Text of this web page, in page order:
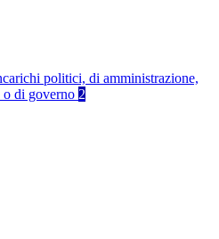
politici, di amministrazione,
di governo 2